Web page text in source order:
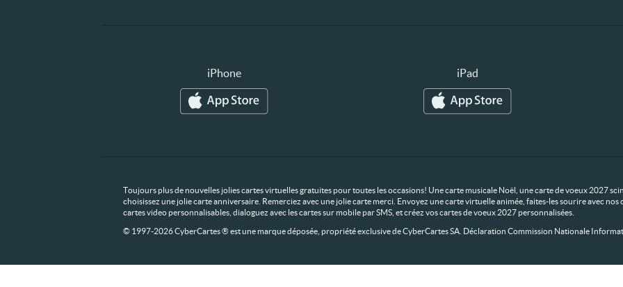
iPhone iPad
Toujours plus de nouvelles jolies cartes virtuelles gratuites pour toutes les occasions! Une carte musicale Noël, une carte de voeux 2027
choisissez une jolie carte anniversaire. Remerciez avec une jolie carte merci. Envoyez une carte virtuelle animée, faites-les sourire avec
cartes video personnalisables, dialoguez avec les cartes sur mobile par SMS, et créez vos cartes de voeux 2027 personnalisées.
© 1997-2026 CyberCartes ® est une marque déposée, propriété exclusive de CyberCartes SA. Déclaration Commission Nationale